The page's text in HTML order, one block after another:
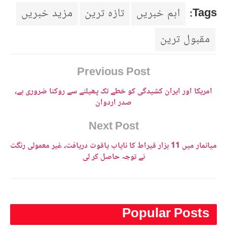
Tags:
اہم خبریں تازہ ترین
مزید خبریں
مقبول ترین
Previous Post
امریکا اور ایران کشیدگی کو خطے تک پھیلنے سے روکنا ضروری ہے،
صدر اردوان
Next Post
میانمار میں 11 ہزار قیراط کا نایاب یاقوت دریافت، غیر معمولی رنگت
نے توجہ حاصل کر لی
Popular Posts